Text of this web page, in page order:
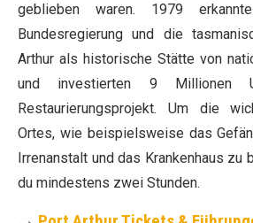
geblieben waren. 1979
Bundesregierung und die
Arthur als historische Stätte von
und investierten 9 Millionen
Restaurierungsprojekt. Um die
Ortes, wie beispielsweise das
Irrenanstalt und das Krankenhaus zu
du mindestens zwei Stunden.